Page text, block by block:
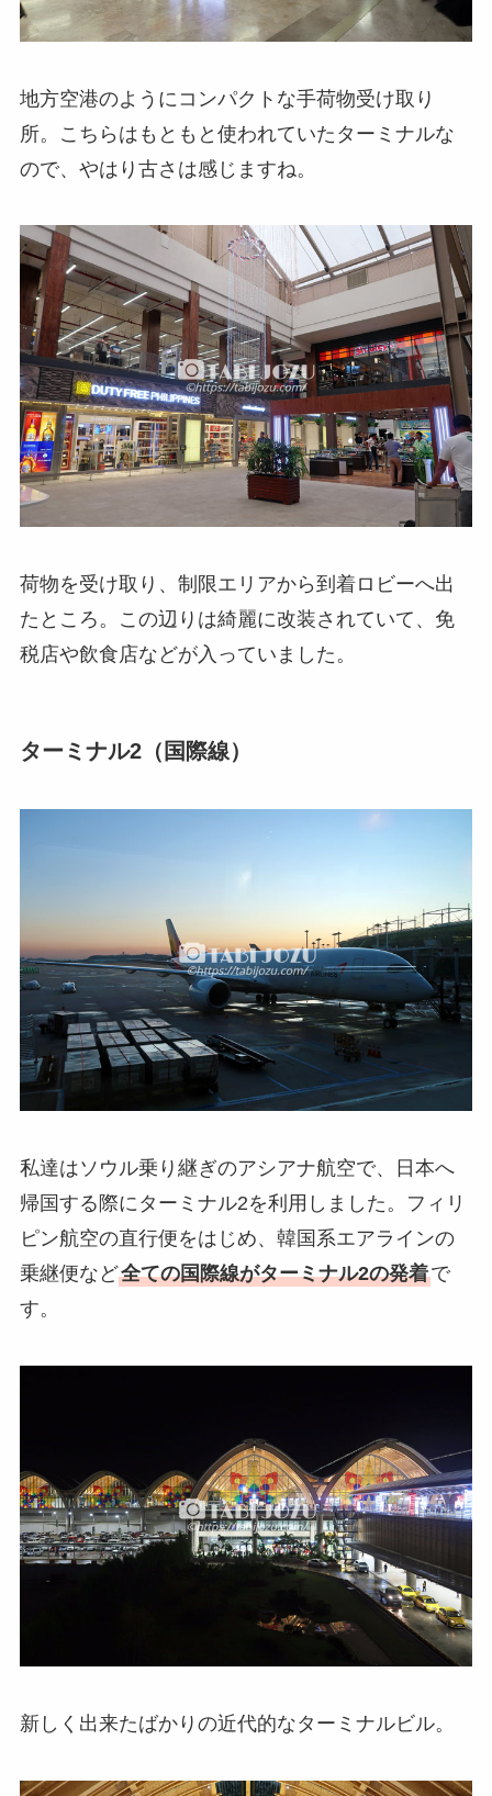
地方空港のようにコンパクトな手荷物受け取り
所。こちらはもともと使われていたターミナルな
ので、やはり古さは感じますね。
荷物を受け取り、制限エリアから到着ロビーへ出
たところ。この辺りは綺麗に改装されていて、免
税店や飲食店などが入っていました。
ターミナル2（国際線）
私達はソウル乗り継ぎのアシアナ航空で、日本へ
帰国する際にターミナル2を利用しました。フィリ
ピン航空の直行便をはじめ、韓国系エアラインの
乗継便など全ての国際線がターミナル2の発着で
す。
新しく出来たばかりの近代的なターミナルビル。